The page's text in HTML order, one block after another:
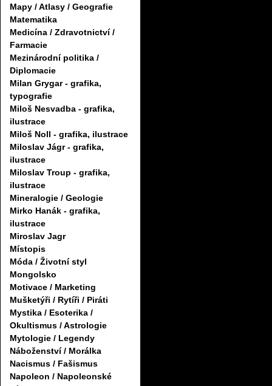
Mapy / Atlasy / Geografie
Matematika
Medicína / Zdravotnictví /
Farmacie
Mezinárodní politika /
Diplomacie
Milan Grygar - grafika,
typografie
Miloš Nesvadba - grafika,
ilustrace
Miloš Noll - grafika, ilustrace
Miloslav Jágr - grafika,
ilustrace
Miloslav Troup - grafika,
ilustrace
Mineralogie / Geologie
Mirko Hanák - grafika,
ilustrace
Miroslav Jagr
Místopis
Móda / Životní styl
Mongolsko
Motivace / Marketing
Mušketýři / Rytíři / Piráti
Mystika / Esoterika /
Okultismus / Astrologie
Mytologie / Legendy
Náboženství / Morálka
Nacismus / Fašismus
Napoleon / Napoleonské